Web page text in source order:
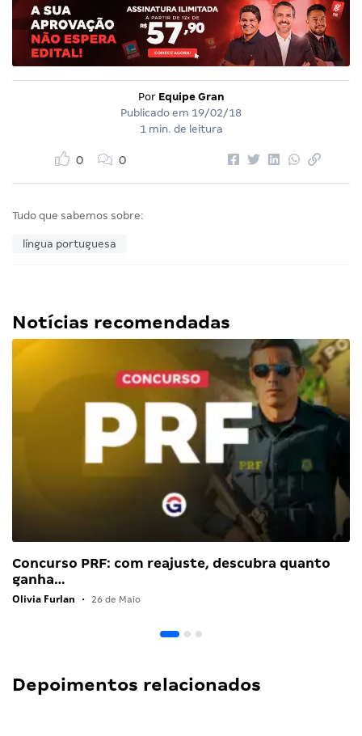
Por Equipe Gran
Publicado em 19/02/18
1 min. de leitura
0 0
Tudo que sabemos sobre:
língua portuguesa
Notícias recomendadas
Concurso PRF: com reajuste, descubra quanto
ganha…
Olivia Furlan • 26 de Maio
Depoimentos relacionados